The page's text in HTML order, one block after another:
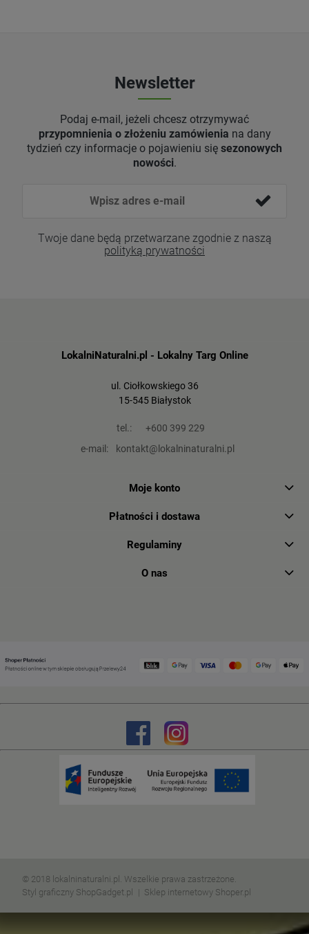
Newsletter
Podaj e-mail, jeżeli chcesz otrzymywać
przypomnienia o złożeniu zamówienia na dany
tydzień czy informacje o pojawieniu się sezonowych
nowości.
Twoje dane będą przetwarzane zgodnie z naszą
polityką prywatności
LokalniNaturalni.pl - Lokalny Targ Online
ul. Ciołkowskiego 36
15-545 Białystok
tel.:
+600 399 229
e-mail:
kontakt@lokalninaturalni.pl
Moje konto
Płatności i dostawa
Regulaminy
O nas
© 2018 lokalninaturalni.pl. Wszelkie prawa zastrzeżone.
Styl graficzny ShopGadget.pl
Sklep internetowy Shoper.pl